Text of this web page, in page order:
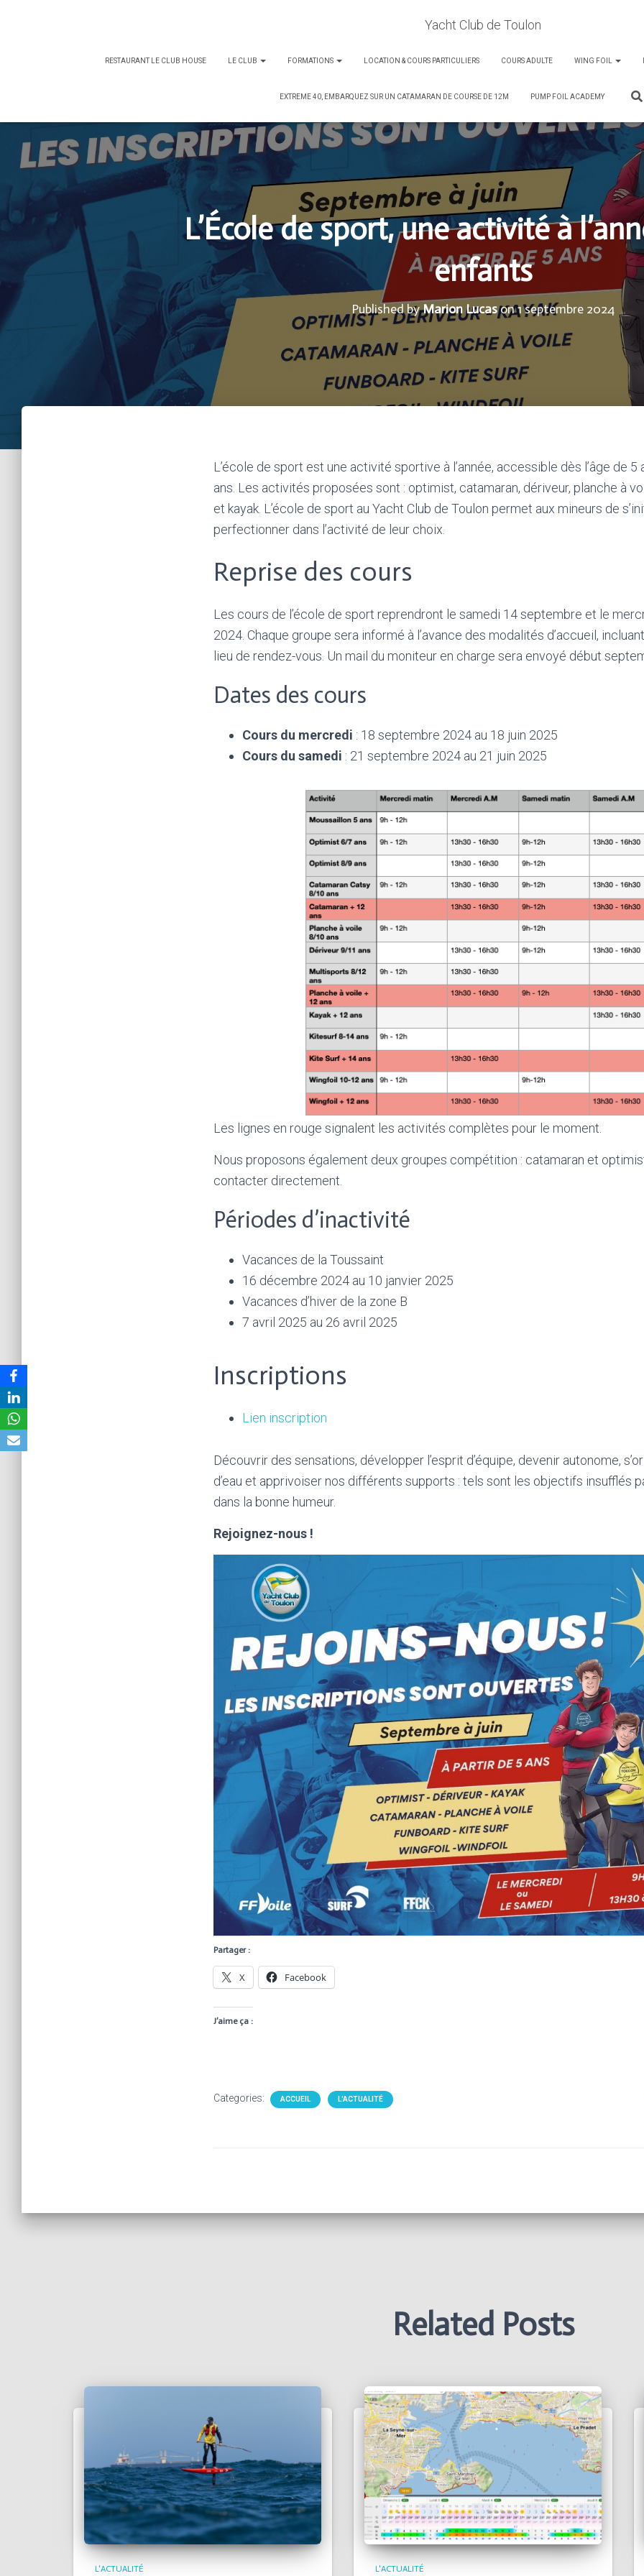
Yacht Club de Toulon
RESTAURANT LE CLUB HOUSE LE CLUB FORMATIONS LOCATION & COURS PARTICULIERS COURS ADULTE WING FOIL
EXTREME 40, EMBARQUEZ SUR UN CATAMARAN DE COURSE DE 12M PUMP FOIL ACADEMY
L’École de sport, une activité à
enfants
Published byMarion Lucason1 septembre 2024
L’école de sport est une activité sportive à l’année, accessible dès l’âge de 5
ans. Les activités proposées sont : optimist, catamaran, dériveur, planche à
et kayak. L’école de sport au Yacht Club de Toulon permet aux mineurs de
perfectionner dans l’activité de leur choix.
Reprise des cours
Les cours de l’école de sport reprendront le samedi 14 septembre et le
2024. Chaque groupe sera informé à l’avance des modalités d’accueil,
lieu de rendez-vous. Un mail du moniteur en charge sera envoyé début
Dates des cours
Cours du mercredi : 18 septembre 2024 au 18 juin 2025
Cours du samedi : 21 septembre 2024 au 21 juin 2025
Les lignes en rouge signalent les activités complètes pour le moment.
Nous proposons également deux groupes compétition : catamaran et
contacter directement.
Périodes d’inactivité
Vacances de la Toussaint
16 décembre 2024 au 10 janvier 2025
Vacances d’hiver de la zone B
7 avril 2025 au 26 avril 2025
Inscriptions
Lien inscription
Découvrir des sensations, développer l’esprit d’équipe, devenir autonome,
d’eau et apprivoiser nos différents supports : tels sont les objectifs insufflés
dans la bonne humeur.
Rejoignez-nous !
Partager :
X Facebook
J’aime ça :
Categories: ACCUEIL L'ACTUALITÉ
Related Posts
L'ACTUALITÉ L'ACTUALITÉ